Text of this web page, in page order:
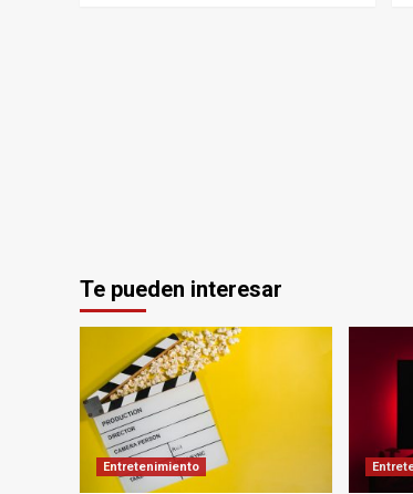
Te pueden interesar
Entretenimiento